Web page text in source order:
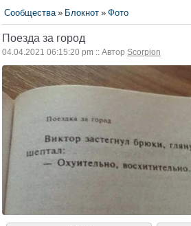
Сообщества » Блокнот » Фото
Поезда за город
04.04.2021 06:15:20 pm :: Автор Scorpion